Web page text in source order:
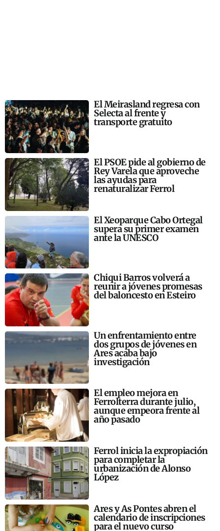
El Meirasland regresa con
Selecta al frente y
transporte gratuito
El PSOE pide al gobierno de
Rey Varela que aproveche
las ayudas para
renaturalizar Ferrol
El Xeoparque Cabo Ortegal
supera su primer examen
ante la UNESCO
Chiqui Barros volverá a
reunir a jóvenes promesas
del baloncesto en Esteiro
Un enfrentamiento entre
dos grupos de jóvenes en
Ares acaba bajo
investigación
El empleo mejora en
Ferrolterra durante julio,
aunque empeora frente al
año pasado
Ferrol inicia la expropiación
para completar la
urbanización de Alonso
López
Ares y As Pontes abren el
calendario de inscripciones
para el nuevo curso